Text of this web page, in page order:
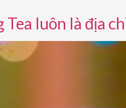
luôn là địa